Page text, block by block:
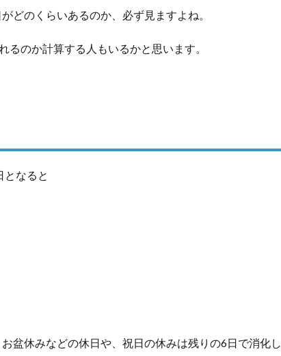
どのくらいあるのか、必ず見ますよね。
のか計算する人もいるかと思います。
となると
盆休みなどの休日や、祝日の休みは残りの6日で消化し